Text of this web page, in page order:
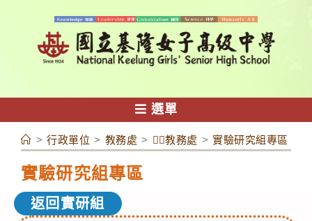
容
選單
實驗研究組專區
> 行政單位 > 教務處 > 👉🏻教務處 > 實驗研究組專區
返回實研組